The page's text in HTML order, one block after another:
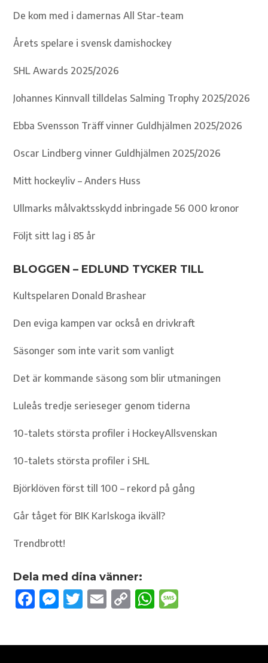
De kom med i damernas All Star-team
Årets spelare i svensk damishockey
SHL Awards 2025/2026
Johannes Kinnvall tilldelas Salming Trophy 2025/2026
Ebba Svensson Träff vinner Guldhjälmen 2025/2026
Oscar Lindberg vinner Guldhjälmen 2025/2026
Mitt hockeyliv – Anders Huss
Ullmarks målvaktsskydd inbringade 56 000 kronor
Följt sitt lag i 85 år
BLOGGEN – EDLUND TYCKER TILL
Kultspelaren Donald Brashear
Den eviga kampen var också en drivkraft
Säsonger som inte varit som vanligt
Det är kommande säsong som blir utmaningen
Luleås tredje serieseger genom tiderna
10-talets största profiler i HockeyAllsvenskan
10-talets största profiler i SHL
Björklöven först till 100 – rekord på gång
Går tåget för BIK Karlskoga ikväll?
Trendbrott!
Dela med dina vänner:
F
M T
E
C
W